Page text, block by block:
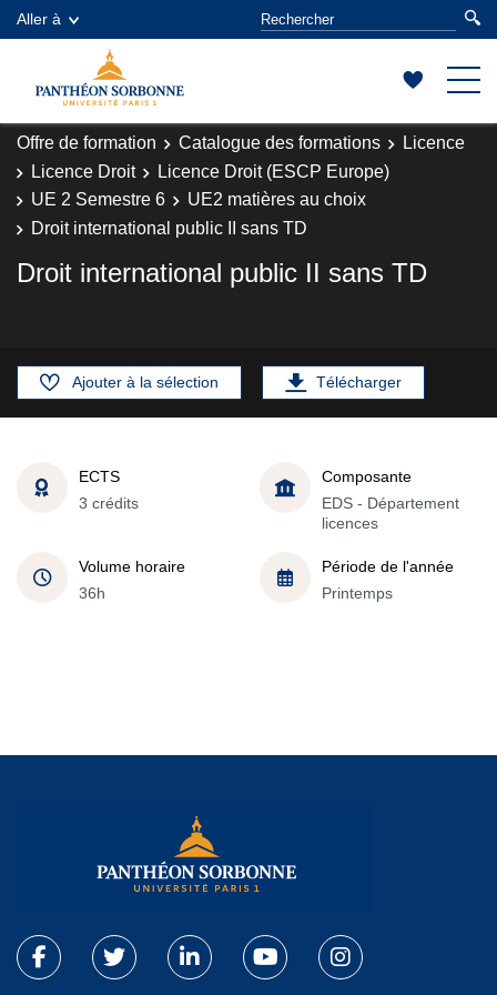
Aller à
Offre de formation Catalogue des formations
Licence
Licence Droit
Licence Droit (ESCP Europe)
UE 2 Semestre 6
UE2 matières au choix
Droit international public II sans TD
Droit international public II sans TD
Ajouter à la sélection Télécharger
ECTS
3 crédits
Composante
EDS - Département
licences
Volume horaire
36h
Période de l'année
Printemps